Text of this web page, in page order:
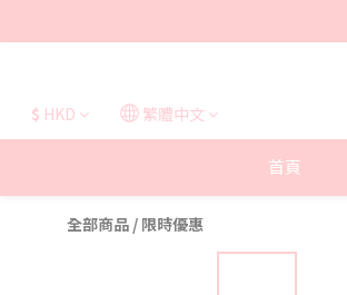
$ HKD 繁體中文
首頁
全部商品 / 限時優惠